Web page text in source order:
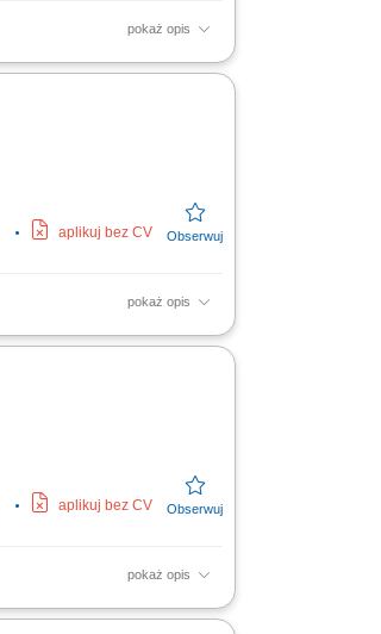
pokaż opis
aplikuj bez CV
pokaż opis
aplikuj bez CV
pokaż opis